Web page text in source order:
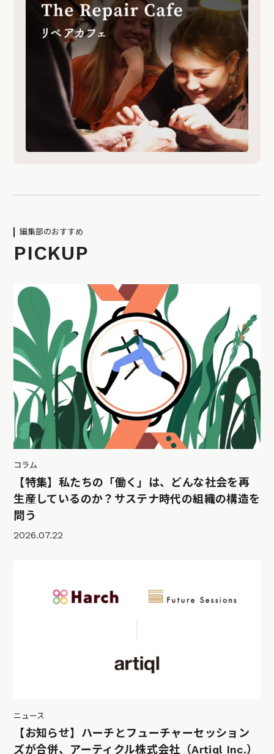
編集部のおすすめ
PICKUP
コラム
【特集】私たちの「働く」は、どんな社会を再
生産しているのか？サステナ時代の組織の構造を
問う
2026.07.22
ニュース
【お知らせ】ハーチとフューチャーセッション
ズが合併、アーティクル株式会社（Artiql Inc.）